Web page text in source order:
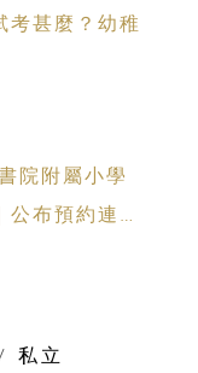
甚麼？幼稚
院附屬小學
布預約連結
私立